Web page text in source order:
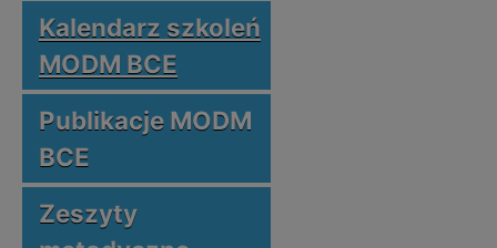
Kalendarz szkoleń
MODM BCE
Publikacje MODM
BCE
Zeszyty